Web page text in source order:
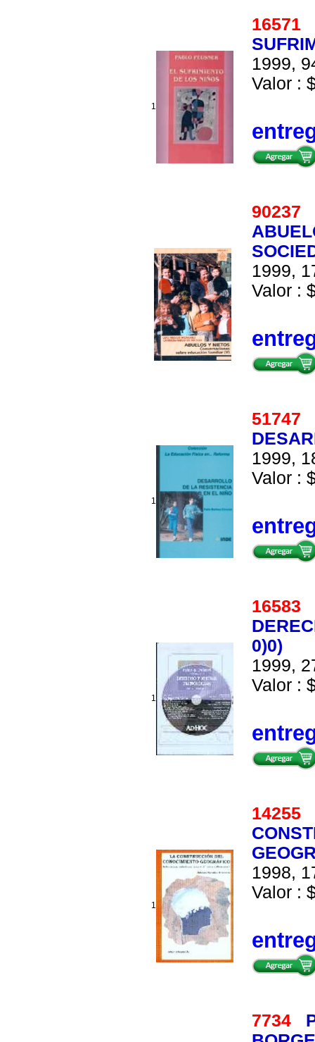
1
16571
1999,
Valor :
90237
1999,
Valor :
1
51747
1999,
Valor :
1
16583
0)0)
1999,
Valor :
1
14255
1998,
Valor :
7734